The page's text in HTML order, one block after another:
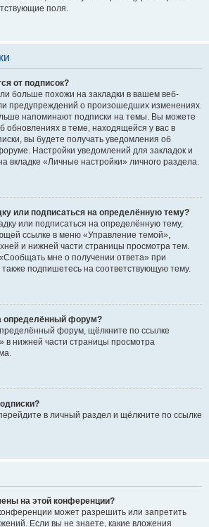
поля.
от подписок?
больше похожи на закладки в вашем веб-
предупреждений о произошедших изменениях.
напоминают подписки на темы. Вы можете
обновлениях в теме, находящейся у вас в
вы будете получать уведомления об
Настройки уведомлений для закладок и
вкладке «Личные настройки» личного раздела.
или подписаться на определённую тему?
или подписаться на определённую тему,
ссылке в меню «Управление темой»,
и нижней части страницы просмотра тем.
мне о получении ответа» при
подпишетесь на соответствующую тему.
определённый форум?
форум, щёлкните по ссылке
в нижней части страницы просмотра
в личный раздел и щёлкните по ссылке
на этой конференции?
может разрешить или запретить
Если вы не знаете, какие вложения